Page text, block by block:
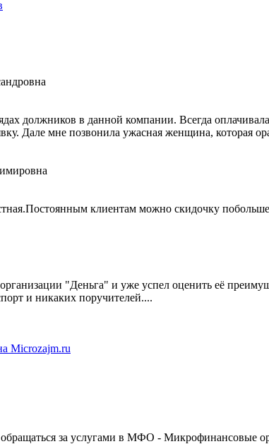
должников в данной компании. Всегда
Дале мне позвонила ужасная женщина, которая
клиентам можно скидочку побольше
"Деньга" и уже успел оценить её
и никаких поручителей....
за услугами в МФО - Микрофинансовые